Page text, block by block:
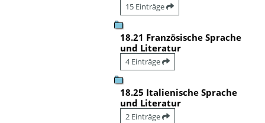
15 Einträge
18.21 Französische Sprache
und Literatur
4 Einträge
18.25 Italienische Sprache
und Literatur
2 Einträge